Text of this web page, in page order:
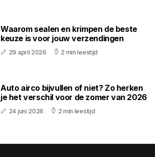
Waarom sealen en krimpen de beste
keuze is voor jouw verzendingen
29 april 2026 2 min leestijd
Auto airco bijvullen of niet? Zo herken
je het verschil voor de zomer van 2026
24 juni 2026 2 min leestijd